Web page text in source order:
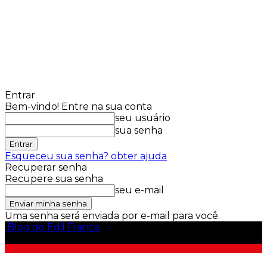
Entrar
Bem-vindo! Entre na sua conta
seu usuário
sua senha
Esqueceu sua senha? obter ajuda
Recuperar senha
Recupere sua senha
seu e-mail
Uma senha será enviada por e-mail para você.
Blog do Edil Francis